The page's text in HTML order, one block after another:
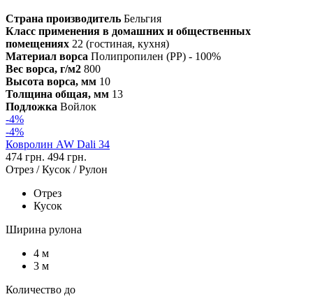
Страна производитель Бельгия
Класс применения в домашних и общественных
помещениях 22 (гостиная, кухня)
Материал ворса Полипропилен (PP) - 100%
Вес ворса, г/м2 800
Высота ворса, мм 10
Толщина общая, мм 13
Подложка Войлок
-4%
-4%
Ковролин AW Dali 34
474 грн. 494 грн.
Отрез / Кусок / Рулон
Отрез
Кусок
Ширина рулона
4 м
3 м
Количество до